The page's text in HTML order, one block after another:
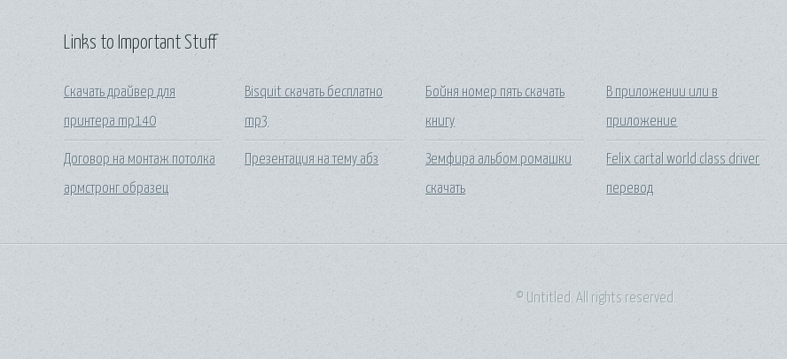
Links to Important Stuff
Скачать драйвер для
принтера mp140
Договор на монтаж потолка
армстронг образец
Bisquit скачать бесплатно
mp3
Презентация на тему абз
Бойня номер пять скачать
книгу
Земфира альбом ромашки
скачать
В приложении или в
приложение
Felix cartal world class driver
перевод
© Untitled. All rights reserved.